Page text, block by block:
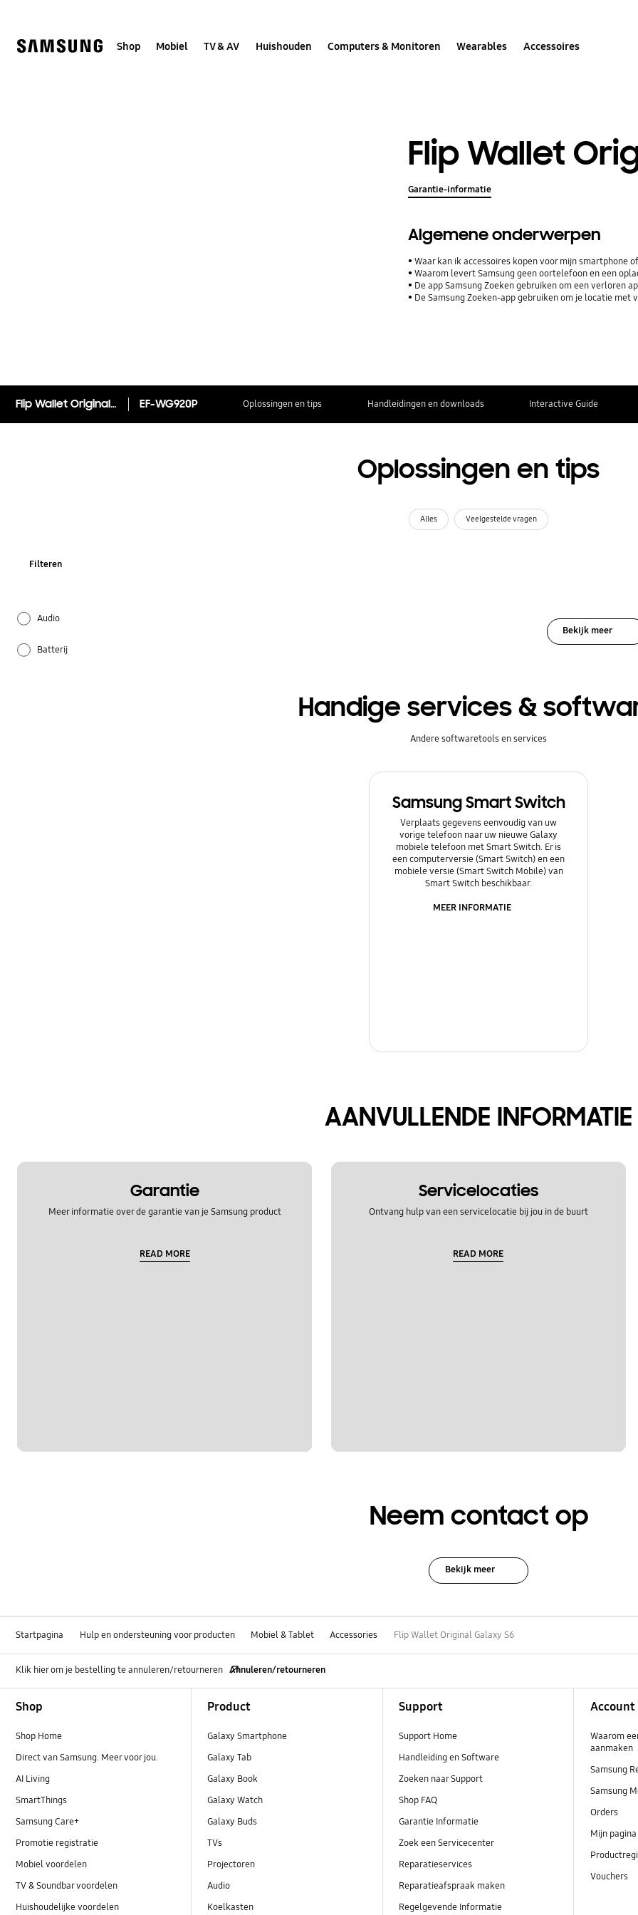
Shop Mobiel TV & AV Huishouden Computers & Monitoren Wearables Accessoires
Flip Wallet
Garantie-informatie
Algemene onderwerpen
Waar kan ik accessoires kopen voor mijn smartphone
Waarom levert Samsung geen oortelefoon en een
De app Samsung Zoeken gebruiken om een verloren
De Samsung Zoeken-app gebruiken om je locatie
Flip Wallet Original Galaxy S6 EF-WG920P Oplossingen en tips Handleidingen en downloads Interactive Guide
Oplossingen en tips
Alles Veelgestelde vragen
Filteren
Audio
Batterij
Bekijk meer
Handige services &
Andere softwaretools en services
Samsung Smart Switch
Verplaats gegevens eenvoudig van uw
vorige telefoon naar uw nieuwe Galaxy
mobiele telefoon met Smart Switch. Er is
een computerversie (Smart Switch) en een
mobiele versie (Smart Switch Mobile) van
Smart Switch beschikbaar.
MEER INFORMATIE
AANVULLENDE INFORMATIE
Garantie
Meer informatie over de garantie van je Samsung product
READ MORE
Servicelocaties
Ontvang hulp van een servicelocatie bij jou in de buurt
READ MORE
Neem contact op
Bekijk meer
Startpagina Hulp en ondersteuning voor producten Mobiel & Tablet Accessories Flip Wallet Original Galaxy S6
Klik hier om je bestelling te annuleren/retourneren Annuleren/retourneren
Shop
Shop Home
Direct van Samsung. Meer voor jou.
AI Living
SmartThings
Samsung Care+
Promotie registratie
Mobiel voordelen
TV & Soundbar voordelen
Huishoudelijke voordelen
Product
Galaxy Smartphone
Galaxy Tab
Galaxy Book
Galaxy Watch
Galaxy Buds
TVs
Projectoren
Audio
Koelkasten
Support
Support Home
Handleiding en Software
Zoeken naar Support
Shop FAQ
Garantie Informatie
Zoek een Servicecenter
Reparatieservices
Reparatieafspraak maken
Regelgevende Informatie
Account
Waarom
aanmaken
Samsung
Samsung
Orders
Mijn pagina
Vouchers